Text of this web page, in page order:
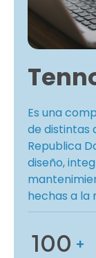
Es una
de distintas
Republica
diseño,
hechas a la
100 +